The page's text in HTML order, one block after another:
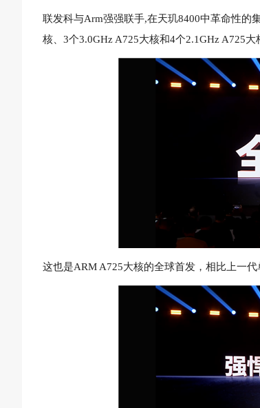
联发科与Arm强强联手,在天玑8400中革命性的
核、3个3.0GHz A725大核和4个2.1GHz A725大
这也是ARM A725大核的全球首发，相比上一代